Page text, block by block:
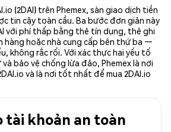
(2DAI) trên Phemex, sàn giao dịch tiền
tin cậy toàn cầu. Ba bước đơn giản này
với phí thấp bằng thẻ tín dụng, thẻ ghi
hàng hoặc nhà cung cấp bên thứ ba —
không rắc rối. Với xác thực hai yếu tố
bảo vệ chống lừa đảo, Phemex là nơi
và là nơi tốt nhất để mua 2DAI.io
tài khoản an toàn